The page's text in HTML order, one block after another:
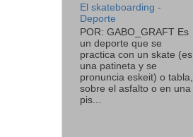
El skateboarding -
Deporte
POR: GABO_GRAFT Es
un deporte que se
practica con un skate (es
una patineta y se
pronuncia eskeit) o tabla,
sobre el asfalto o en una
pis...